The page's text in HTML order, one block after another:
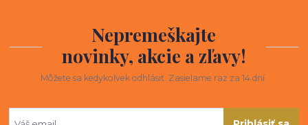
Nepremeškajte
novinky, akcie a zľavy!
Môžete sa kedykoľvek odhlásiť. Zasielame raz za 14 dní.